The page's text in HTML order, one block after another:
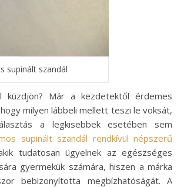
supinált szandál
küzdjön? Már a kezdetektől érdemes
milyen lábbeli mellett teszi le voksát,
a legkisebbek esetében sem
supinált szandál rendkívül népszerű
tudatosan ügyelnek az egészséges
gyermekük számára, hiszen a márka
bebizonyította megbízhatóságát. A